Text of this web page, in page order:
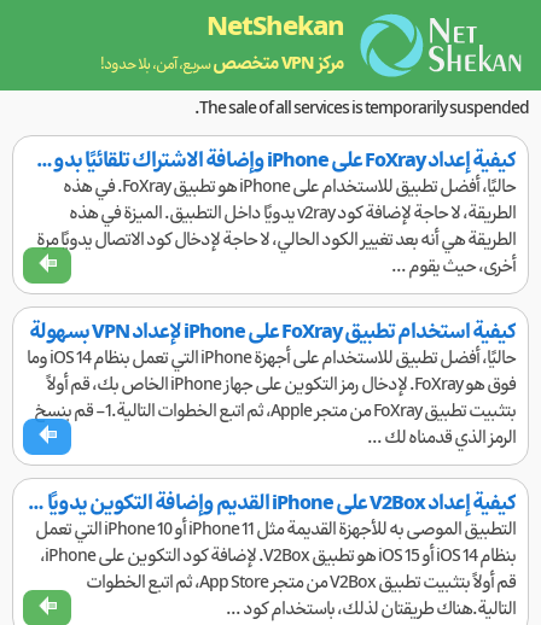
NetShekan
مركز VPN متخصص سريع، آمن، بلا حدود!
The sale of all services is temporarily suspended.
كيفية إعداد FoXray على iPhone وإضافة الاشتراك تلقائيًا بدون كود يدوي
حاليًا، أفضل تطبيق للاستخدام على iPhone هو تطبيق FoXray. في هذه
الطريقة، لا حاجة لإضافة كود v2ray يدويًا داخل التطبيق. الميزة في هذه
الطريقة هي أنه بعد تغيير الكود الحالي، لا حاجة لإدخال كود الاتصال يدويًا مرة
أخرى، حيث يقوم ...
كيفية استخدام تطبيق FoXray على iPhone لإعداد VPN بسهولة
حاليًا، أفضل تطبيق للاستخدام على أجهزة iPhone التي تعمل بنظام iOS 14 وما
فوق هو FoXray. لإدخال رمز التكوين على جهاز iPhone الخاص بك، قم أولاً
بتثبيت تطبيق FoXray من متجر Apple، ثم اتبع الخطوات التالية.1- قم بنسخ
الرمز الذي قدمناه لك ...
كيفية إعداد V2Box على iPhone القديم وإضافة التكوين يدويًا أو عبر رمز QR
التطبيق الموصى به للأجهزة القديمة مثل iPhone 11 أو iPhone 10 التي تعمل
بنظام iOS 14 أو iOS 15 هو تطبيق V2Box. لإضافة كود التكوين على iPhone،
قم أولاً بتثبيت تطبيق V2Box من متجر App Store، ثم اتبع الخطوات
التالية.هناك طريقتان لذلك، باستخدام كود ...